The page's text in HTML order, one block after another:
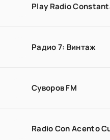
Play Radio
Радио 7: Винтаж
Суворов FM
Radio Con Acento